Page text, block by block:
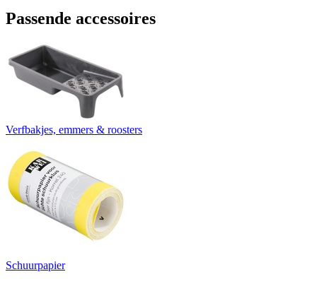
Passende accessoires
Verfbakjes, emmers & roosters
Schuurpapier